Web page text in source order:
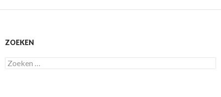
ZOEKEN
Zoeken
naar: